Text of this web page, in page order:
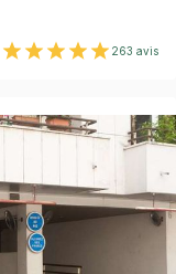
263 avis